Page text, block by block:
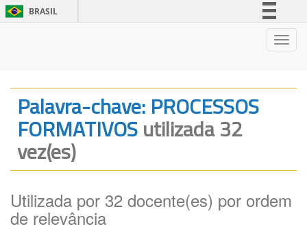
BRASIL
Legislação
Canais
Palavra-chave: PROCESSOS
FORMATIVOSutilizada 32
vez(es)
Utilizada por 32 docente(es) por ordem
de relevância